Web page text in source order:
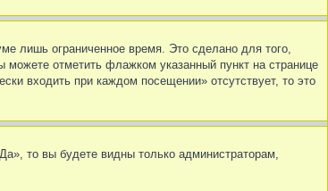
лишь ограниченное время. Это сделано для того,
отметить флажком указанный пункт на странице
входить при каждом посещении» отсутствует, то это
то вы будете видны только администраторам,